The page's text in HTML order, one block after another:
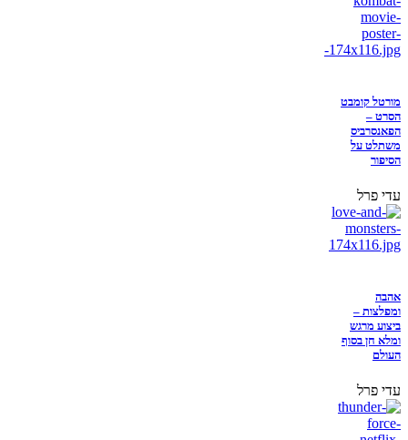
מורטל קומבט
הסרט –
הפאנסרביס
משתלט על
הסיפור
עדי פרל
אהבה
ומפלצות –
ביצוע מרגש
ומלא חן בסוף
העולם
עדי פרל